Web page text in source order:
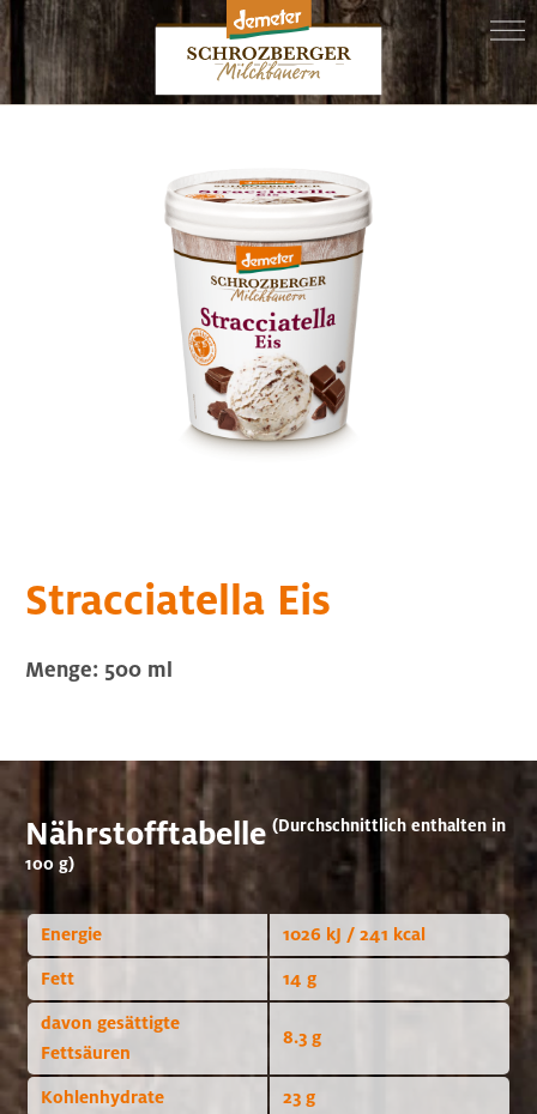
Stracciatella Eis
Menge: 500 ml
Nährstofftabelle (Durchschnittlich enthalten in
100 g)
Energie 1026 kJ / 241 kcal
Fett 14 g
davon gesättigte
Fettsäuren
8.3 g
Kohlenhydrate 23 g